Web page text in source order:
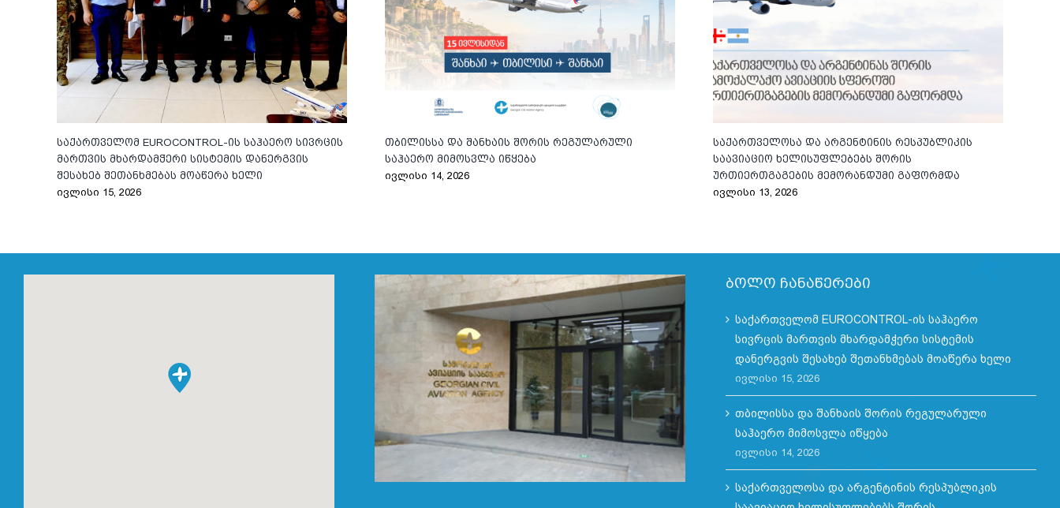
საქართველომ EUROCONTROL-ის საჰაერო სივრცის
მართვის მხარდამჭერი სისტემის დანერგვის
შესახებ შეთანხმებას მოაწერა ხელი
ივლისი 15, 2026
თბილისსა და შანხაის შორის რეგულარული
საჰაერო მიმოსვლა იწყება
ივლისი 14, 2026
საქართველოსა და არგენტინის რესპუბლიკის
საავიაციო ხელისუფლებებს შორის
ურთიერთგაგების მემორანდუმი გაფორმდა
ივლისი 13, 2026
ბოლო ჩანაწერები
საქართველომ EUROCONTROL-ის საჰაერო
სივრცის მართვის მხარდამჭერი სისტემის
დანერგვის შესახებ შეთანხმებას მოაწერა ხელი
ივლისი 15, 2026
თბილისსა და შანხაის შორის რეგულარული
საჰაერო მიმოსვლა იწყება
ივლისი 14, 2026
საქართველოსა და არგენტინის რესპუბლიკის